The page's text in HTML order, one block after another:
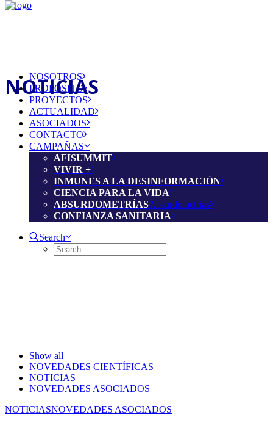
NOSOTROS
PROPÓSITO
PROYECTOS
ACTUALIDAD
ASOCIADOS
CONTACTO
CAMPAÑAS
AFISUMMIT
VIVIR +
INMUNES A LA DESINFORMACIÓN
CIENCIA PARA LA VIDA
ABSURDOMETRÍASAbsurdometrias
CONFIANZA SANITARIA
Search
NOTICIAS
Show all
NOVEDADES CIENTÍFICAS
NOTICIAS
NOVEDADES ASOCIADOS
NOTICIASNOVEDADES ASOCIADOS